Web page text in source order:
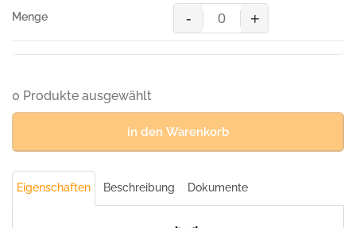
310
g/m²)
Menge
MASCOT®
CAMETA
Arbeitsjacke,
(65%
g/m²)
Menge
- +
0 Produkte ausgewählt
in den Warenkorb
Eigenschaften Beschreibung Dokumente